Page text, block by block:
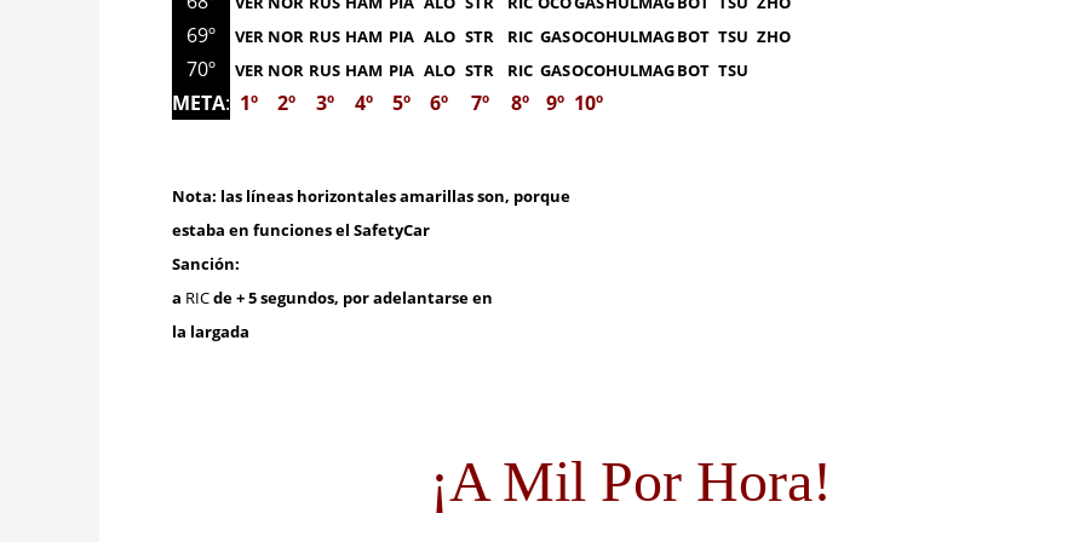
69º VER NOR RUS HAM PIA ALO STR RIC GASOCOHULMAGBOT TSU ZHO
70º VER NOR RUS HAM PIA ALO STR RIC GASOCOHULMAGBOT TSU
META: 1º 2º 3º 4º 5º 6º 7º 8º 9º 10º
Nota: las líneas horizontales amarillas son, porque
estabaen funciones el SafetyCar
Sanción:
a RICde + 5 segundos, por adelantarse en
la largada
¡A Mil Por Hora!